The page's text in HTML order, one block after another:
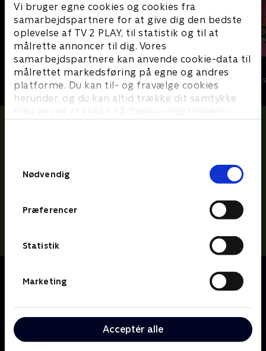
Vi bruger egne cookies og cookies fra
samarbejdspartnere for at give dig den bedste
oplevelse af TV 2 PLAY, til statistik og til at
målrette annoncer til dig. Vores
samarbejdspartnere kan anvende cookie-data til
målrettet markedsføring på egne og andres
platforme. Du kan til- og fravælge cookies
herunder, og du kan altid trække dit samtykke
tilbage ved at klikke på ’Cookie-indstillinger’ i
Nødvendig
Præferencer
Statistik
Marketing
Acceptér alle
H.C. Andersens eventyr
Børneserier • 2 sæsoner
Mouk
Børneserier • 1
En samling af små kortfilm for de yngste børn i
underholdende.